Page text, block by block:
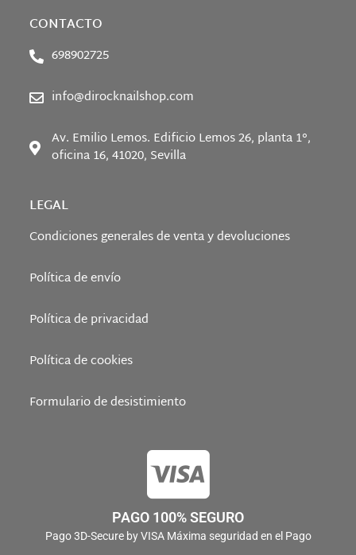
CONTACTO
698902725
info@dirocknailshop.com
Av. Emilio Lemos. Edificio Lemos 26, planta 1°,
oficina 16, 41020, Sevilla
LEGAL
Condiciones generales de venta y devoluciones
Política de envío
Política de privacidad
Política de cookies
Formulario de desistimiento
PAGO 100% SEGURO
Pago 3D-Secure by VISA Máxima seguridad en el Pago